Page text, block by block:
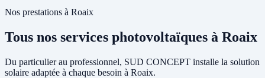
Nos prestations à Roaix
Tous nos services photovoltaïques à Roaix
Du particulier au professionnel, SUD CONCEPT installe la solution
solaire adaptée à chaque besoin à Roaix.